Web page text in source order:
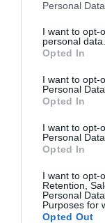
Personal
I want to opt-
personal data.
Opted In
I want to opt-
Personal Data.
Opted In
I want to opt-
Personal
Opted In
I want to opt-
Retention,
Personal
Purposes for
Opted Out